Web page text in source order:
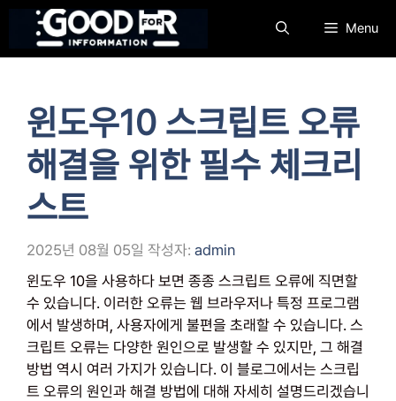
츠
Menu
윈도우10 스크립트 오류
해결을 위한 필수 체크리
스트
2025년 08월 05일 작성자: admin
윈도우 10을 사용하다 보면 종종 스크립트 오류에 직면할
수 있습니다. 이러한 오류는 웹 브라우저나 특정 프로그램
에서 발생하며, 사용자에게 불편을 초래할 수 있습니다. 스
크립트 오류는 다양한 원인으로 발생할 수 있지만, 그 해결
방법 역시 여러 가지가 있습니다. 이 블로그에서는 스크립
트 오류의 원인과 해결 방법에 대해 자세히 설명드리겠습니